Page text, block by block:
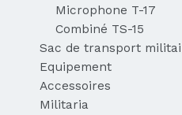
Microphone T-17
Combiné TS-15
Sac de transport
Equipement
Accessoires
Militaria